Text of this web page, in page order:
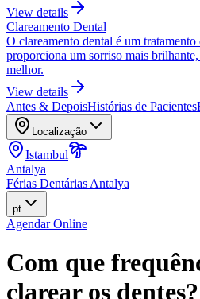
View details
Clareamento Dental
O clareamento dental é um
proporciona um sorriso mais
melhor.
View details
Antes & DepoisHistórias de Pacientes
Localização
Istambul
Antalya
Férias Dentárias Antalya
pt
Agendar Online
Com que
clarear os dentes?